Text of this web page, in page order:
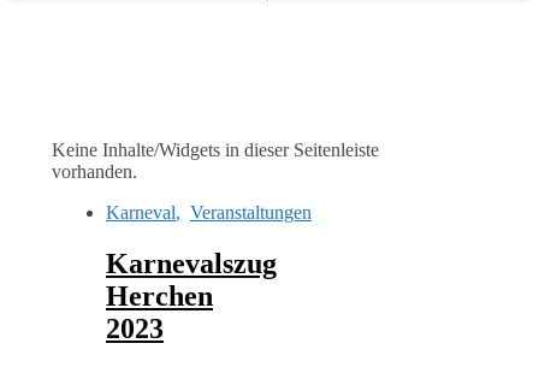
Keine Inhalte/Widgets in dieser Seitenleiste
vorhanden.
Karneval, Veranstaltungen
Karnevalszug
Herchen
2023